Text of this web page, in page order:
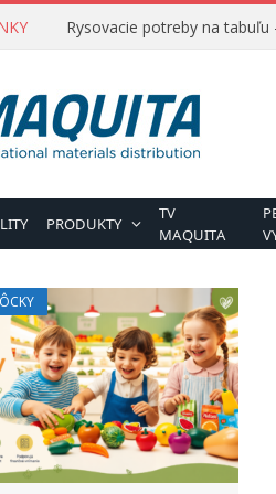
Rysovacie potreby na
PRODUKTY
TV
MAQUITA